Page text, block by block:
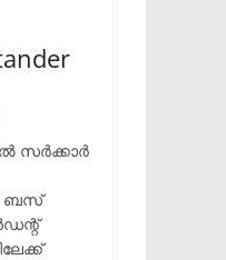
സർക്കാർ
ബസ്